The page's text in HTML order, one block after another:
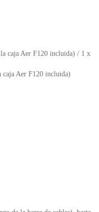
caja Aer F120 incluida) / 1 x
caja Aer F120 incluida)